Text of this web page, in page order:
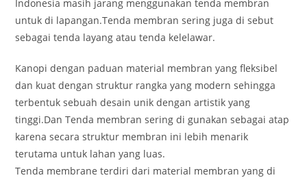
Indonesia masih jarang menggunakan tenda membran
untuk di lapangan.Tenda membran sering juga di sebut
sebagai tenda layang atau tenda kelelawar.
Kanopi dengan paduan material membran yang fleksibel
dan kuat dengan struktur rangka yang modern sehingga
terbentuk sebuah desain unik dengan artistik yang
tinggi.Dan Tenda membran sering di gunakan sebagai atap
karena secara struktur membran ini lebih menarik
terutama untuk lahan yang luas.
Tenda membrane terdiri dari material membran yang di